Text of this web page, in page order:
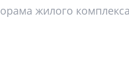
жилого